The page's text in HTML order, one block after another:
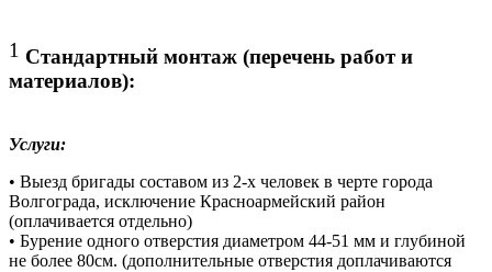
1 Стандартный монтаж (перечень работ и
материалов):
Услуги:
• Выезд бригады составом из 2-х человек в черте города
Волгограда, исключение Красноармейский район
(оплачивается отдельно)
• Бурение одного отверстия диаметром 44-51 мм и глубиной
не более 80см. (дополнительные отверстия доплачиваются